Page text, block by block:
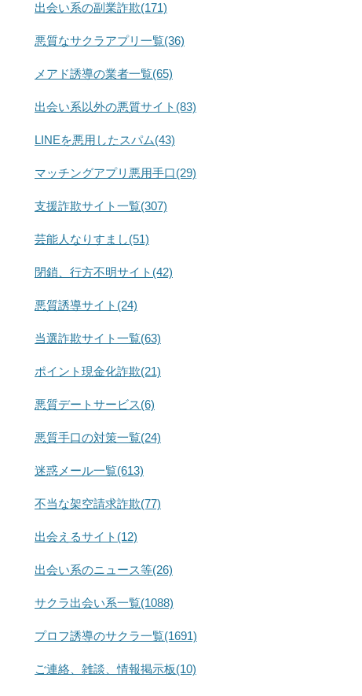
出会い系の副業詐欺(171)
悪質なサクラアプリ一覧(36)
メアド誘導の業者一覧(65)
出会い系以外の悪質サイト(83)
LINEを悪用したスパム(43)
マッチングアプリ悪用手口(29)
支援詐欺サイト一覧(307)
芸能人なりすまし(51)
閉鎖、行方不明サイト(42)
悪質誘導サイト(24)
当選詐欺サイト一覧(63)
ポイント現金化詐欺(21)
悪質デートサービス(6)
悪質手口の対策一覧(24)
迷惑メール一覧(613)
不当な架空請求詐欺(77)
出会えるサイト(12)
出会い系のニュース等(26)
サクラ出会い系一覧(1088)
プロフ誘導のサクラ一覧(1691)
ご連絡、雑談、情報掲示板(10)